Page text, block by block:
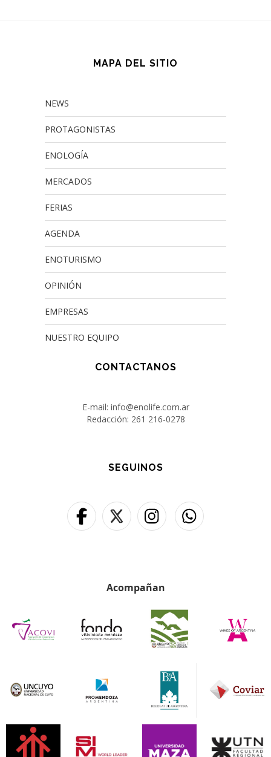
MAPA DEL SITIO
NEWS
PROTAGONISTAS
ENOLOGÍA
MERCADOS
FERIAS
AGENDA
ENOTURISMO
OPINIÓN
EMPRESAS
NUESTRO EQUIPO
CONTACTANOS
E-mail: info@enolife.com.ar
Redacción: 261 216-0278
SEGUINOS
Acompañan